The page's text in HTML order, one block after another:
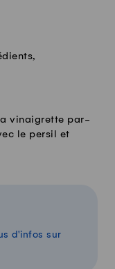
vinaigrette par-
le persil et
d'infos sur